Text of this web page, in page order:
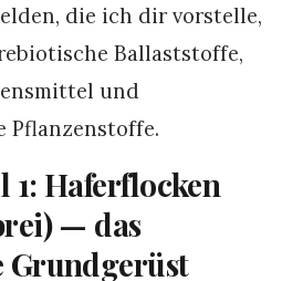
die ich dir vorstelle,
Ballaststoffe,
und
Pflanzenstoffe.
1: Haferflocken
— das
Grundgerüst